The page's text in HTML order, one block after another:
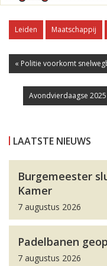
Leiden Maatschappij
« Politie voorkomt
Avondvierdaagse
LAATSTE NIEUWS
Burgemeester
Kamer
7 augustus 2026
Padelbanen
7 augustus 2026